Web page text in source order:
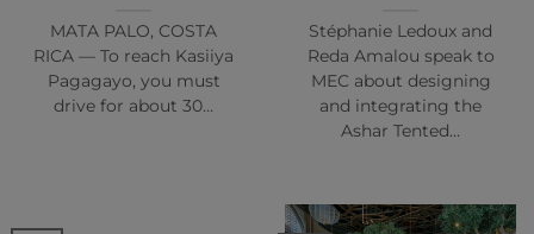
MATA PALO, COSTA
RICA — To reach Kasiiya
Pagagayo, you must
drive for about 30…
Stéphanie Ledoux and
Reda Amalou speak to
MEC about designing
and integrating the
Ashar Tented…